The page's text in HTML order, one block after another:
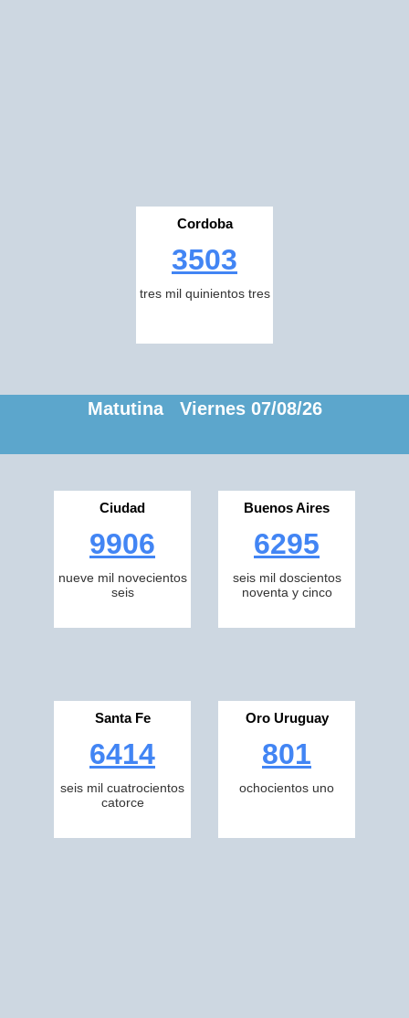
Cordoba
3503
tres mil quinientos tres
Matutina Viernes 07/08/26
Ciudad
9906
nueve mil novecientos
seis
Buenos Aires
6295
seis mil doscientos
noventa y cinco
Santa Fe
6414
seis mil cuatrocientos
catorce
Oro Uruguay
801
ochocientos uno